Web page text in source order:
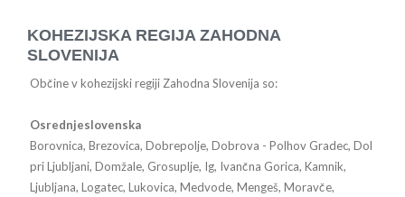
KOHEZIJSKA REGIJA ZAHODNA
SLOVENIJA
Občine v kohezijski regiji Zahodna Slovenija so:
Osrednjeslovenska
Borovnica, Brezovica, Dobrepolje, Dobrova - Polhov Gradec, Dol
pri Ljubljani, Domžale, Grosuplje, Ig, Ivančna Gorica, Kamnik,
Ljubljana, Logatec, Lukovica, Medvode, Mengeš, Moravče,